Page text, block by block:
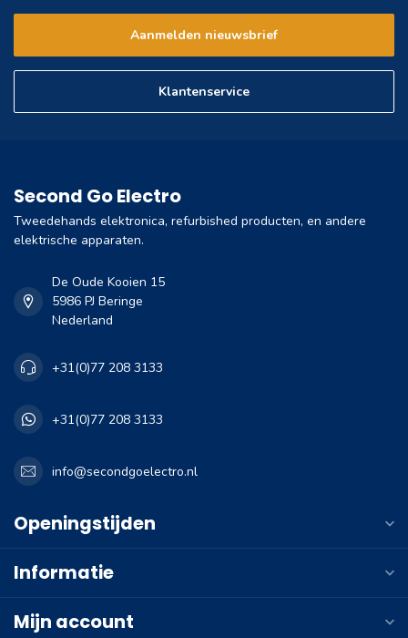
Aanmelden nieuwsbrief
Klantenservice
Second Go Electro
Tweedehands elektronica, refurbished producten, en andere
elektrische apparaten.
De Oude Kooien 15
5986 PJ Beringe
Nederland
+31(0)77 208 3133
+31(0)77 208 3133
info@secondgoelectro.nl
Openingstijden
Informatie
Mijn account